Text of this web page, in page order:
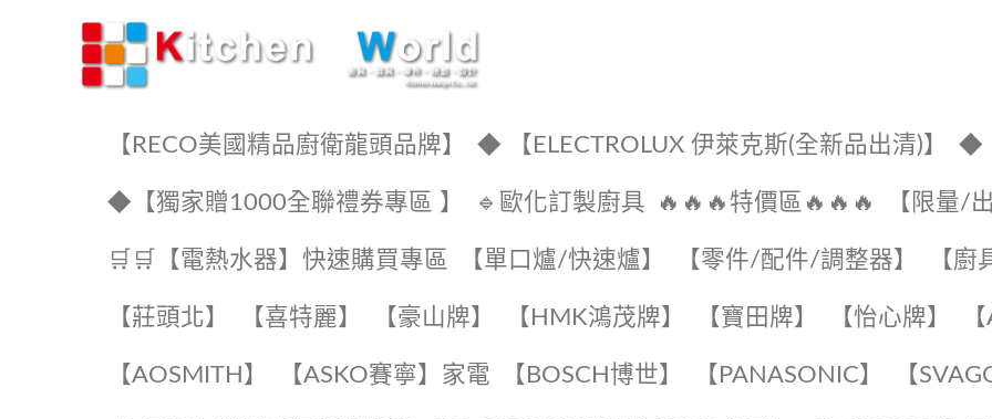
【RECO美國精品廚衛龍頭品牌】 ◆ 【ELECTROLUX 伊萊克斯(全新品出清)】 ◆
◆【獨家贈1000全聯禮券專區 】 🔹歐化訂製廚具 🔥🔥🔥特價區🔥🔥🔥 【限量/
🛒🛒【電熱水器】快速購買專區 【單口爐/快速爐】 【零件/配件/調整器】 【廚
【莊頭北】 【喜特麗】 【豪山牌】 【HMK鴻茂牌】 【寶田牌】 ️【怡心牌】️
【AOSMITH】 【ASKO賽寧】家電 【BOSCH博世】 ️【PANASONIC】️ 【